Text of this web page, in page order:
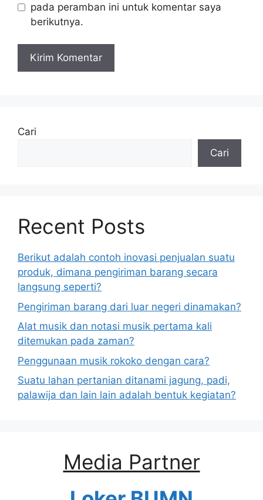
pada peramban ini untuk komentar saya
berikutnya.
Cari
Cari
Recent Posts
Berikut adalah contoh inovasi penjualan suatu
produk, dimana pengiriman barang secara
langsung seperti?
Pengiriman barang dari luar negeri dinamakan?
Alat musik dan notasi musik pertama kali
ditemukan pada zaman?
Penggunaan musik rokoko dengan cara?
Suatu lahan pertanian ditanami jagung, padi,
palawija dan lain lain adalah bentuk kegiatan?
Media Partner